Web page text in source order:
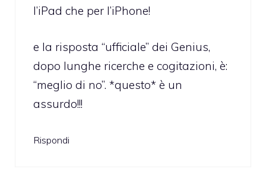
l’iPad che per l’iPhone!
e la risposta “ufficiale” dei Genius,
dopo lunghe ricerche e cogitazioni, è:
“meglio di no”. *questo* è un
assurdo!!!
Rispondi